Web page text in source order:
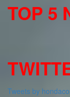
TOP 5
Tweets by